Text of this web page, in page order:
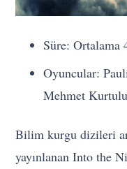
Süre: Ortalama
Oyuncular:
Mehmet
Bilim kurgu dizileri
yayınlanan Into the